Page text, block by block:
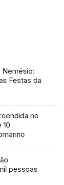
Nemésio:
Festas da
no
10
pessoas